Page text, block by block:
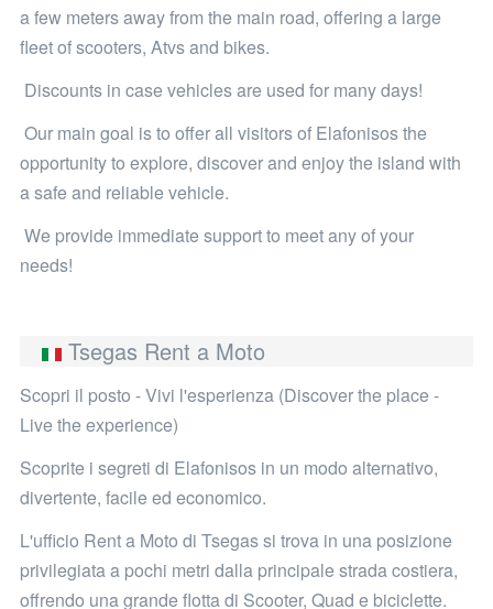
a few meters away from the main road, offering a large
fleet of scooters, Atvs and bikes.
Discounts in case vehicles are used for many days!
Our main goal is to offer all visitors of Elafonisos the
opportunity to explore, discover and enjoy the island with
a safe and reliable vehicle.
We provide immediate support to meet any of your
needs!
Tsegas Rent a Moto
Scopri il posto - Vivi l'esperienza (Discover the place -
Live the experience)
Scoprite i segreti di Elafonisos in un modo alternativo,
divertente, facile ed economico.
L'ufficio Rent a Moto di Tsegas si trova in una posizione
privilegiata a pochi metri dalla principale strada costiera,
offrendo una grande flotta di Scooter, Quad e biciclette.